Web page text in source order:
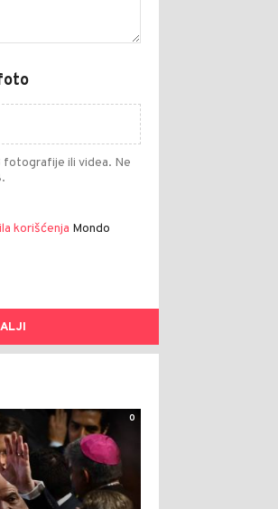
fotografije ili videa. Ne
korišćenja Mondo
0